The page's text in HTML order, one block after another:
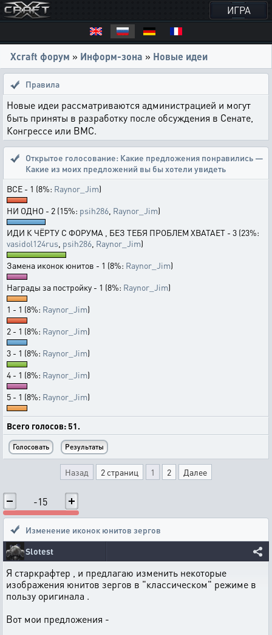
ИГРА
Xcraft форум » Информ-зона » Новые идеи
Правила
Новые идеи рассматриваются администрацией и могут
быть приняты в разработку после обсуждения в Сенате,
Конгрессе или ВМС.
Открытое голосование: Какие предложения понравились —
Какие из моих предложений вы бы хотели увидеть
ВСЕ - 1 (8%: Raynor_Jim)
НИ ОДНО - 2 (15%: psih286 Raynor_Jim)
ИДИ К ЧЁРТУ С ФОРУМА , БЕЗ ТЕБЯ ПРОБЛЕМ ХВАТАЕТ - 3 (23%:
vasidol124rus psih286 Raynor_Jim)
Замена иконок юнитов - 1 (8%: Raynor_Jim)
Награды за постройку - 1 (8%: Raynor_Jim)
1 - 1 (8%: Raynor_Jim)
2 - 1 (8%: Raynor_Jim)
3 - 1 (8%: Raynor_Jim)
4 - 1 (8%: Raynor_Jim)
5 - 1 (8%: Raynor_Jim)
Всего голосов: 51.
Назад 2 страниц 1 2 Далее
-15
Изменение иконок юнитов зергов
Slotest
Я старкрафтер , и предлагаю изменить некоторые
изображения юнитов зергов в "классическом" режиме в
пользу оригинала .
Вот мои предложения -